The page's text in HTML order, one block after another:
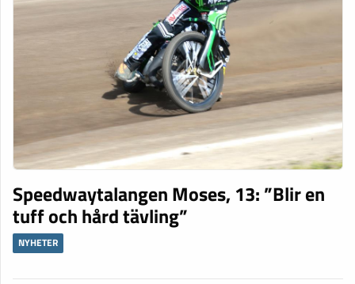
Speedwaytalangen Moses, 13: ”Blir en
tuff och hård tävling”
NYHETER